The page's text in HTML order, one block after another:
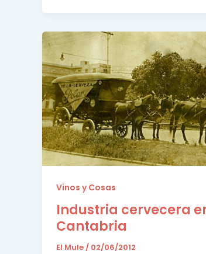
Vinos y Cosas
Industria cervecera
Cantabria
El Mule/ 02/06/2012